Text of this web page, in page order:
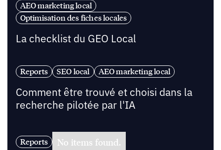
AEO marketing local
Optimisation des fiches locales
La checklist du GEO Local
Reports SEO local AEO marketing local
Comment être trouvé et choisi dans la
recherche pilotée par l'IA
Reports No items found.